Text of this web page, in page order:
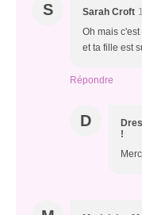
S Sarah Croft
Oh mais
et ta fille est
Répondre
D
!